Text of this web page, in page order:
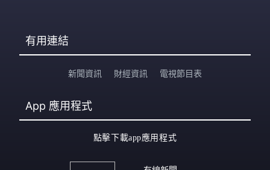
有用連結
新聞資訊 財經資訊 電視節目表
App 應用程式
點擊下載app應用程式